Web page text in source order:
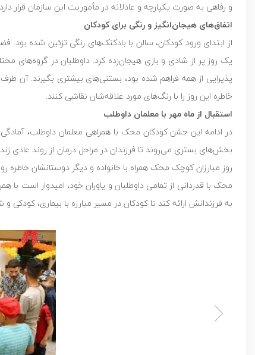
و رفاهی به صورت یکپارچه و عادلانه در مأموریت این سازمان قرار
اتفاق‌های هیجان‌انگیز و رنگی برای کودکان
از ابتدای ورود کودکان، سالن با بادکنک‌های رنگی تزئین شده
یک روز پر از شادی و بازی هیجان‌زده کرد. داوطلبان در گروه‌های
پذیرایی از همه فراهم شده بود، بستنی‌های بیشتری بگیرند. آن
خاطره این روز را با رنگ‌های مورد علاقه‌شان نقاشی کنند.
استقبال از ماه مهر با معلمان داوطلب
در ادامه این جشن کودکان محک با همراهی معلمان داوطلب،
بخش‌های بستری می‌روند تا فرزندان در مراحل درمان از روند عادی
روز مبارزان کوچک محک همراه با خانواده و دیگر دوستانشان خاطره
محک با قدردانی از تمامی داوطلبان و یاوران خود، امیدوار است با
به فرزندانش ارائه کند تا کودکان در مسیر مبارزه با بیماری،